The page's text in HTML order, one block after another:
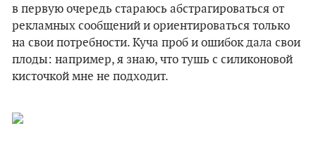
в первую очередь стараюсь абстрагироваться от
рекламных сообщений и ориентироваться только
на свои потребности. Куча проб и ошибок дала свои
плоды: например, я знаю, что тушь с силиконовой
кисточкой мне не подходит.